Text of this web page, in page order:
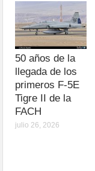
50 años de la
llegada de los
primeros F-5E
Tigre II de la
FACH
julio 26, 2026